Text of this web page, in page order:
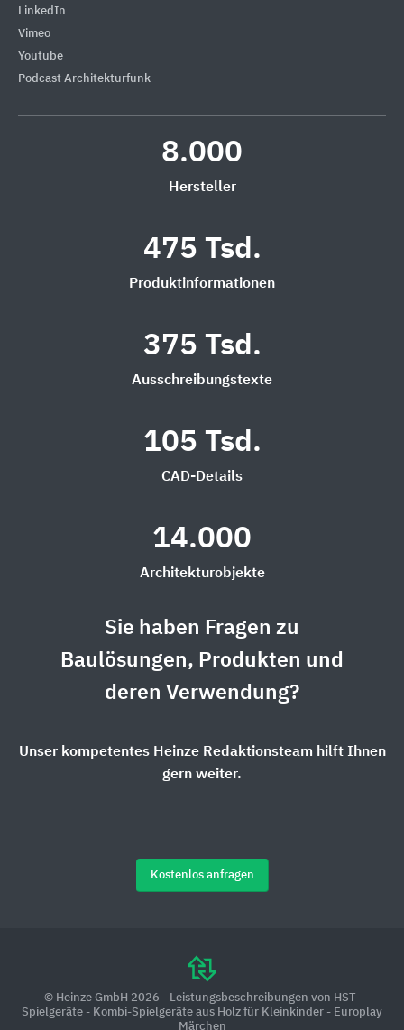
LinkedIn
Vimeo
Youtube
Podcast Architekturfunk
8.000
Hersteller
475 Tsd.
Produktinformationen
375 Tsd.
Ausschreibungstexte
105 Tsd.
CAD-Details
14.000
Architekturobjekte
Sie haben Fragen zu
Baulösungen, Produkten und
deren Verwendung?
Unser kompetentes Heinze Redaktionsteam hilft Ihnen
gern weiter.
Kostenlos anfragen
© Heinze GmbH 2026 - Leistungsbeschreibungen von HST-
Spielgeräte - Kombi-Spielgeräte aus Holz für Kleinkinder - Europlay
Märchen